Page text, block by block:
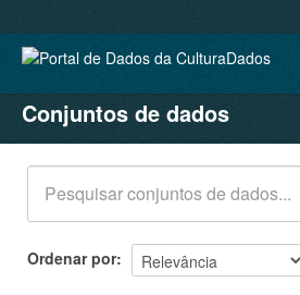
CONJUNTOS DE DADOS
ORGANIZAÇÕES
GRUPOS
SOBRE
Conjuntos de dados
Ordenar por